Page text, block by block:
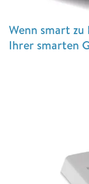
Wenn smart
Ihrer smarten